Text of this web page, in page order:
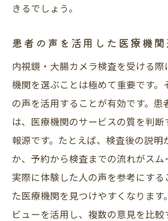
きるでしょう。
患者の声を活用した医療機関
内視鏡・大腸カメラ検査を受ける
機関を選ぶことは極めて重要です。
の声を活用することが有効です。患
は、医療機関のサービスの質を判
報源です。たとえば、検査後の説明
か、予約から検査までの流れがスム
実際に体験した人の声を参考にする
た医療機関を見つけやすくなります
ビューを活用し、複数の意見を比